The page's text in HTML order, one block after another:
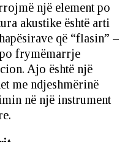
një element po
akustike është arti
që “flasin” –
frymëmarrje
Ajo është një
me ndjeshmërinë
në një instrument